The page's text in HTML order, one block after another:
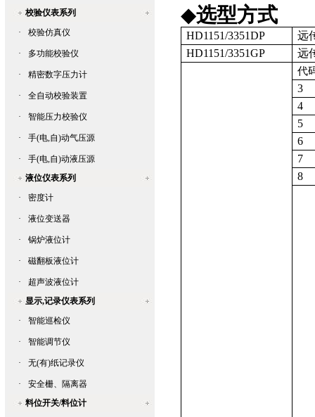
校验仪表系列
·
校验仿真仪
· 多功能校验仪
· 精密数字压力计
· 全自动校验装置
· 智能压力校验仪
· 手(电,自)动气压源
·
手(电,自)动液压源
液位仪表系列
·
密度计
· 液位变送器
· 锅炉液位计
· 磁翻板液位计
·
超声波液位计
显示,记录仪表系列
·
智能巡检仪
· 智能调节仪
· 无(有)纸记录仪
·
安全栅、隔离器
料位开关/料位计
◆选型方式
HD1151/3351DP
远
HD1151/3351GP
远
代
3
4
5
6
7
8